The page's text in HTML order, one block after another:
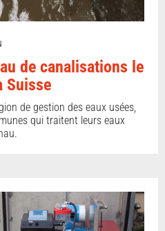
de canalisations le
Suisse
de gestion des eaux usées,
qui traitent leurs eaux